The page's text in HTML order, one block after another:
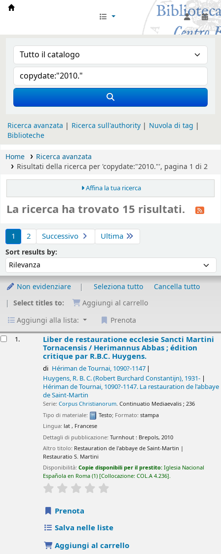
Biblioteca Iglesia Nacional Española en
Ricerca avanzata Ricerca sull'authority
Nuvola di tag
Biblioteche
Home
Ricerca avanzata
Risultati della ricerca per 'copydate:"2010."', pagina 1 di 2
Affina la tua ricerca
La ricerca ha trovato 15 risultati.
1
2 Successivo Ultima
Sort results by:
Non evidenziare Seleziona tutto
Cancella tutto
Select titles to:
Aggiungi al carrello
Aggiungi alla lista:
Prenota
1. Liber de restauratione ecclesie Sancti Martini
Tornacensis / Herimannus Abbas ; édition
critique par R.B.C. Huygens.
di Hériman de Tournai, 1090?-1147
Huygens, R. B. C. (Robert Burchard Constantijn), 1931-
Hériman de Tournai, 1090?-1147. La restauration de l'abbaye
de Saint-Martin
Serie:Corpus Christianorum. Continuatio Mediaevalis ; 236
Tipo di materiale:
Testo; Formato:stampa
Lingua: lat, Francese
Dettagli di pubblicazione:Turnhout : Brepols,2010
Altro titolo: Restauration de l'abbaye de Saint-Martin
Restauratio S. Martini
Disponibilità:Copie disponibili per il prestito:Iglesia Nacional
Española en Roma (1) Collocazione:COL.A 4.236 .
star rating
Prenota
Salva nelle liste
Aggiungi al carrello